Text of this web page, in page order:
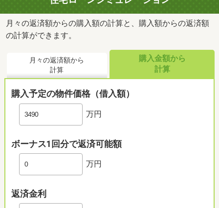
月々の返済額からの購入額の計算と、購入額からの返済額
の計算ができます。
月々の返済額から
計算
購入金額から
計算
購入予定の物件価格（借入額）
万円
ボーナス1回分で返済可能額
万円
返済金利